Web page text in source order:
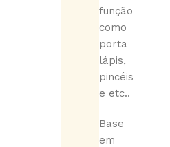
função
como
porta
lápis,
pincéis
e etc..
Base
em